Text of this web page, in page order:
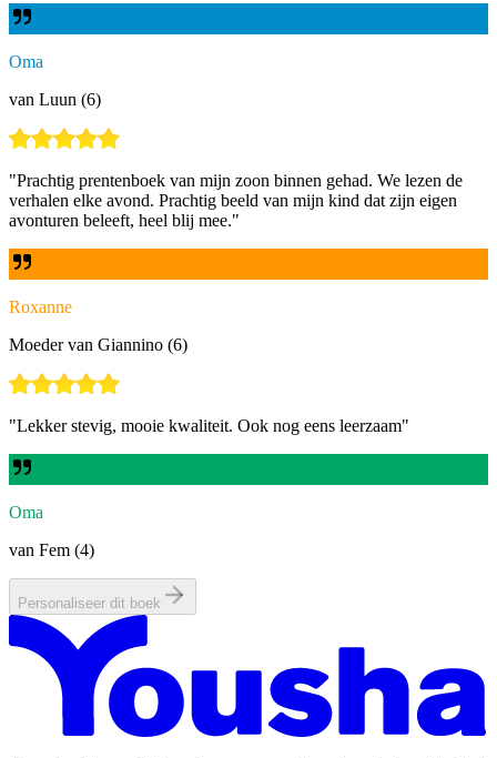
Oma
van Luun (6)
"Prachtig prentenboek van mijn zoon binnen gehad. We lezen de
verhalen elke avond. Prachtig beeld van mijn kind dat zijn eigen
avonturen beleeft, heel blij mee."
Roxanne
Moeder van Giannino (6)
"Lekker stevig, mooie kwaliteit. Ook nog eens leerzaam"
Oma
van Fem (4)
Personaliseer dit boek